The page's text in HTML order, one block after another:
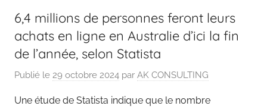
6,4 millions de personnes feront leurs
achats en ligne en Australie d’ici la fin
de l’année, selon Statista
Publié le 29 octobre 2024 par AK CONSULTING
Une étude de Statista indique que le nombre